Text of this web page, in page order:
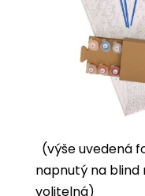
(výše uvedená
napnutý na
volitelná)